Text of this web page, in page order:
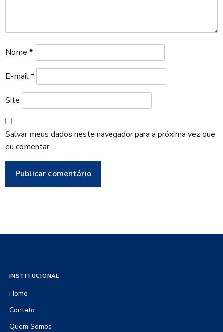
Nome *
E-mail*
Site
Salvar meus dados neste navegador para a próxima vez que
eu comentar.
INSTITUCIONAL
Home
Contato
Quem Somos